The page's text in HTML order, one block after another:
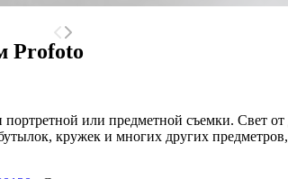
Profoto
или предметной съемки. Свет
кружек и многих других